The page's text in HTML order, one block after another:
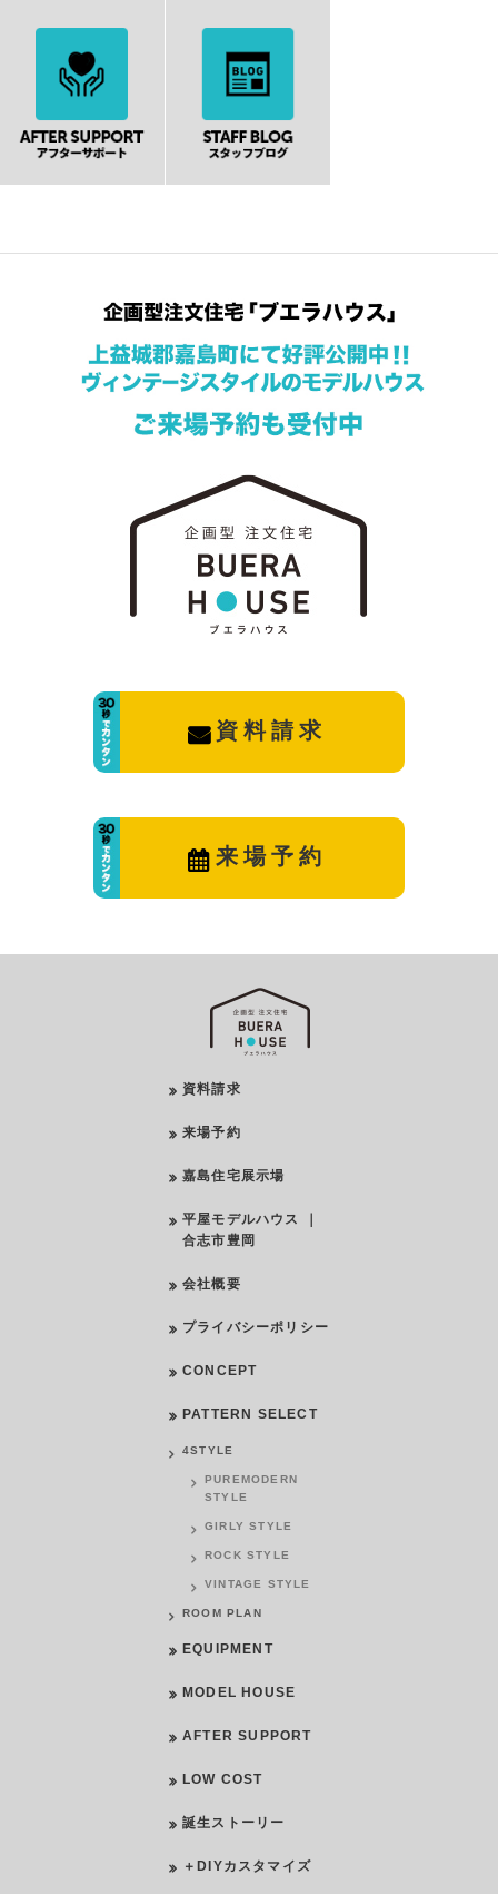
資料請求
来場予約
資料請求
来場予約
嘉島住宅展示場
平屋モデルハウス ｜
合志市豊岡
会社概要
プライバシーポリシー
CONCEPT
PATTERN SELECT
4STYLE
PUREMODERN
STYLE
GIRLY STYLE
ROCK STYLE
VINTAGE STYLE
ROOM PLAN
EQUIPMENT
MODEL HOUSE
AFTER SUPPORT
LOW COST
誕生ストーリー
＋DIYカスタマイズ